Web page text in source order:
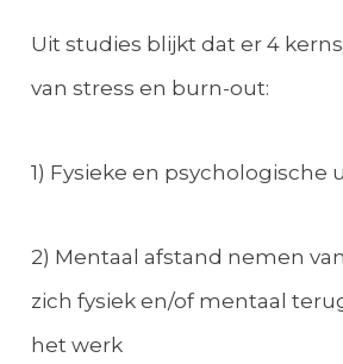
Uit studies blijkt dat er 4
van stress en burn-out:
1) Fysieke en psychologische
2) Mentaal afstand nemen
zich fysiek en/of mentaal
het werk